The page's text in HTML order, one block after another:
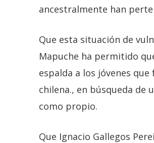
ancestralmente han
Que esta situación de
Mapuche ha permitido
espalda a los jóvenes
chilena., en búsqueda de
como propio.
Que Ignacio Gallegos